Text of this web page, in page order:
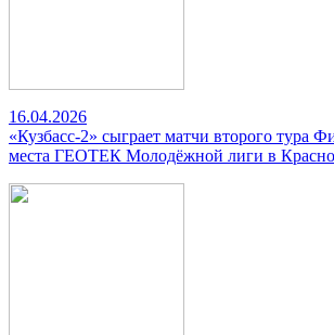
16.04.2026
«Кузбасс-2» сыграет матчи второго тура
места ГЕОТЕК Молодёжной лиги в